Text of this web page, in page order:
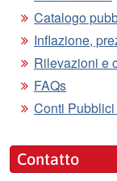
Catalogo
Inflazione,
Rilevazioni e
FAQs
Conti
Contatto